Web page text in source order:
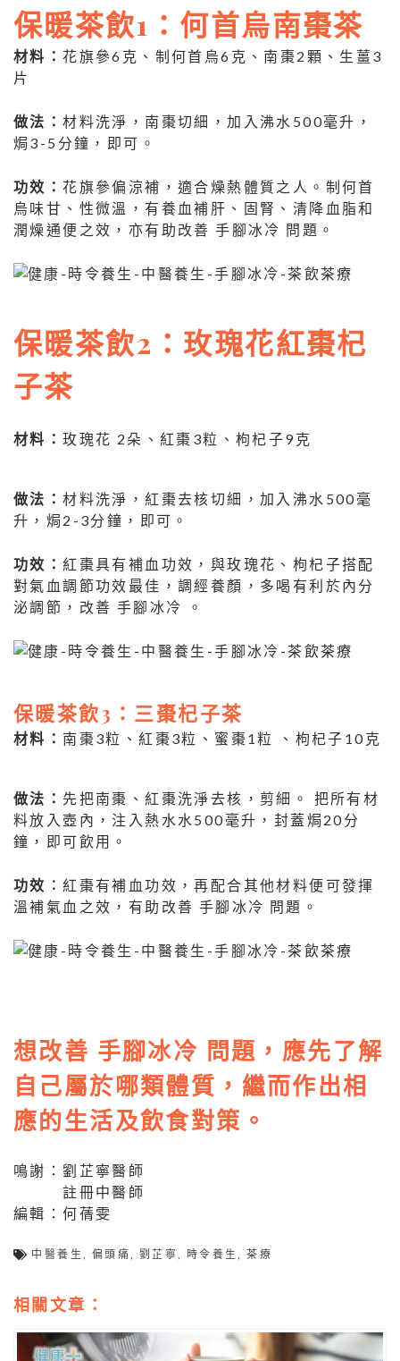
保暖茶飲1：何首烏南棗茶
材料：花旗參6克、制何首烏6克、南棗2顆、生薑3
片
做法：材料洗淨，南棗切細，加入沸水500毫升，
焗3-5分鐘，即可。
功效：花旗參偏涼補，適合燥熱體質之人。制何首
烏味甘、性微溫，有養血補肝、固腎、清降血脂和
潤燥通便之效，亦有助改善 手腳冰冷 問題。
保暖茶飲2：玫瑰花紅棗杞
子茶
材料：玫瑰花 2朵、紅棗3粒、枸杞子9克
做法：材料洗淨，紅棗去核切細，加入沸水500毫
升，焗2-3分鐘，即可。
功效：紅棗具有補血功效，與玫瑰花、枸杞子搭配
對氣血調節功效最佳，調經養顏，多喝有利於內分
泌調節，改善 手腳冰冷 。
保暖茶飲3：三棗杞子茶
材料： 南棗3粒、紅棗3粒、蜜棗1粒 、枸杞子10克
做法： 先把南棗、紅棗洗淨去核，剪細。 把所有材
料放入壺內，注入熱水水500毫升，封蓋焗20分
鐘，即可飲用。
功效︰紅棗有補血功效，再配合其他材料便可發揮
溫補氣血之效，有助改善 手腳冰冷 問題。
想改善 手腳冰冷 問題，應先了解
自己屬於哪類體質，繼而作出相
應的生活及飲食對策。
鳴謝：劉芷寧醫師
註冊中醫師
編輯：何蒨雯
中醫養生 偏頭痛 劉芷寧 時令養生 ,茶療
相關文章：